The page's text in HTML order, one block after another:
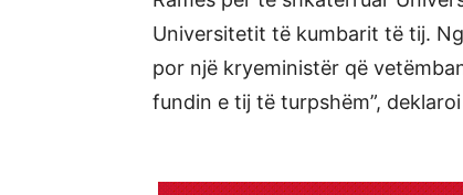
Universitetit të kumbarit të tij.
por një kryeministër që
fundin e tij të turpshëm”,